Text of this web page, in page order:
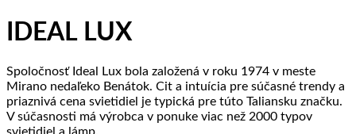
IDEAL LUX
Spoločnosť Ideal Lux bola založená v roku 1974 v meste
Mirano nedaľeko Benátok. Cit a intuícia pre súčasné trendy a
priaznivá cena svietidiel je typická pre túto Taliansku značku.
V súčasnosti má výrobca v ponuke viac než 2000 typov